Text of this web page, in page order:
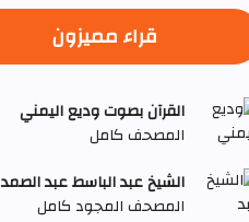
قراء مميزون
القرآن بصوت وديع اليمني
المصحف كامل
الشيخ عبد الباسط عبد الصمد
المصحف المجود كامل